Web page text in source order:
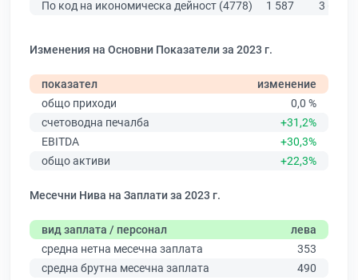
По код на икономическа дейност (4778) 1 587 3 676
Изменения на Основни Показатели за 2023 г.
показател
изменение
общо приходи
0,0 %
счетоводна печалба
+31,2%
EBITDA
+30,3%
общо активи
+22,3%
Месечни Нива на Заплати за 2023 г.
вид заплата / персонал
лева
средна нетна месечна заплата
353
средна брутна месечна заплата
490